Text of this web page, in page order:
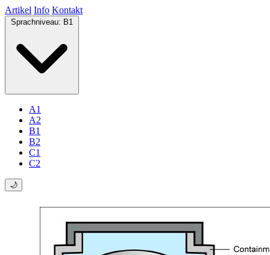
Artikel Info Kontakt
Sprachniveau: B1
A1
A2
B1
B2
C1
C2
🌙